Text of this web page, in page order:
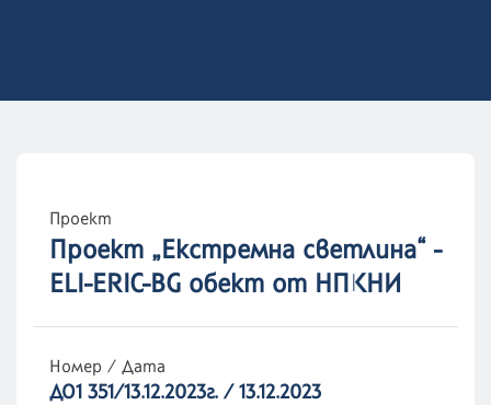
Проект
Проект „Екстремна светлина“ -
ELI-ERIC-BG обект от НПКНИ
Номер / Дата
ДО1 351/13.12.2023г. / 13.12.2023